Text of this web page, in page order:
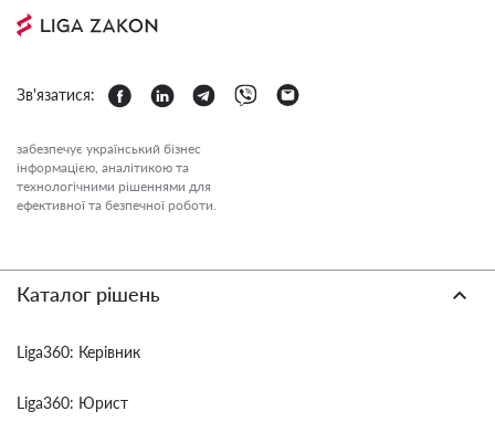
Зв'язатися:
забезпечує український бізнес
інформацією, аналітикою та
технологічними рішеннями для
ефективної та безпечної роботи.
Каталог рішень
Liga360: Керівник
Liga360: Юрист